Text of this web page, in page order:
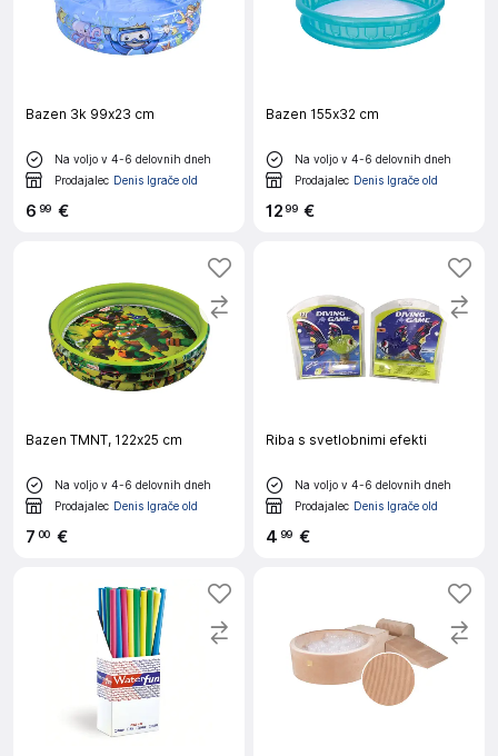
Bazen 3k 99x23 cm
Na voljo v 4-6 delovnih dneh
Prodajalec Denis Igrače old
6 99 €
Bazen 155x32 cm
Na voljo v 4-6 delovnih dneh
Prodajalec Denis Igrače old
1299 €
Bazen TMNT, 122x25 cm
Na voljo v 4-6 delovnih dneh
Prodajalec Denis Igrače old
7 00 €
Riba s svetlobnimi efekti
Na voljo v 4-6 delovnih dneh
Prodajalec Denis Igrače old
4 99 €